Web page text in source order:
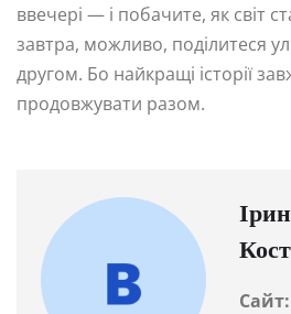
ввечері — і побачите, як світ
завтра, можливо, поділитеся
другом. Бо найкращі історії
продовжувати разом.
Сайт: